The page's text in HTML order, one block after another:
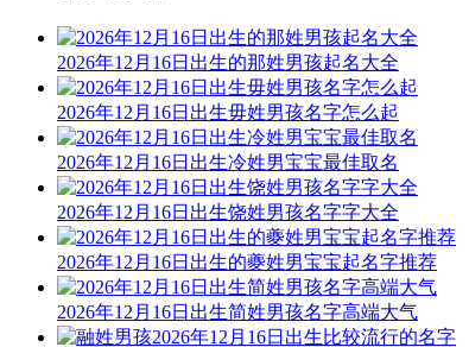
2026年12月16日出生的那姓男孩起名大全
2026年12月16日出生毋姓男孩名字怎么起
2026年12月16日出生冷姓男宝宝最佳取名
2026年12月16日出生饶姓男孩名字字大全
2026年12月16日出生的夔姓男宝宝起名字推荐
2026年12月16日出生简姓男孩名字高端大气